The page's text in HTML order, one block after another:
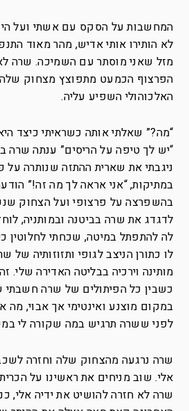
המחשבות על הסקס עם אשתי ועל
לא הותירו אותי אדיש, מהר מאוד
מזל שאני מוסתר עם השמיכה. שרה
הפרצוף הכמעט מתפוצץ מצחוק
האלכוהולי השפיע עליה.
“מה?” שאלתי אותה כשראיתי כיצד
“יש לך טיפה על הריסים” ענתה שרה
ניגבתי את שארית ההתזה שנותרה
במתיקות, “אני אראה לך מה זה!”
בהשפרצה על פרצופי ועל הצחוק
לדגדג את שרה בביטנה ובמותניה,
לה להתפתל במיטה, שכחתי לחלוטין
לו כתורן הניצב לגופי ותזוזותיה
מותינה וירכיה בבליטה האדירה שלי.
כשבין כל הפיתולים של שרה חשבתי
במקום מוצנע ואינטימי אך אבוי, מה
לפני ששרה תרגיש במה שקורה לי
שרה נרגעה מהצחוק שלה וחזרה
אלי. שוב מניחים את ראשינו על
שרה לא חזרה להושיט את ידיה